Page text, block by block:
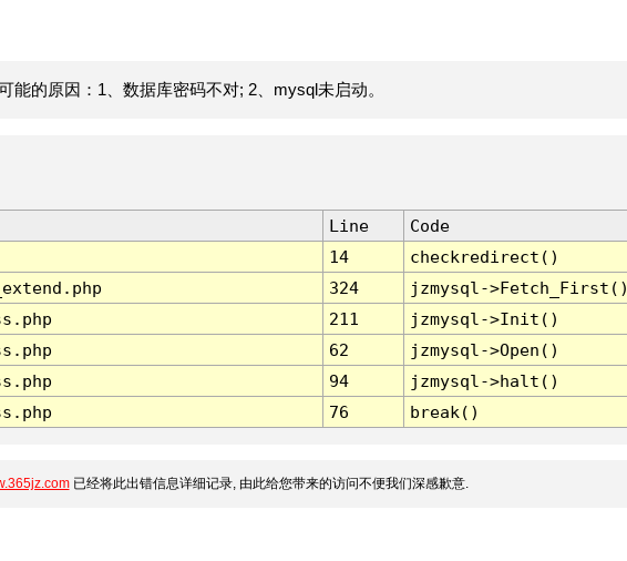
能的原因：1、数据库密码不对; 2、mysql未启动。
Line
Code
14
checkredirect()
324
jzmysql-
211
jzmysql->Init()
62
jzmysql->Open()
94
jzmysql->halt()
76 break()
已经将此出错信息详细记录, 由此给您带来的访问不便我们深感歉意.